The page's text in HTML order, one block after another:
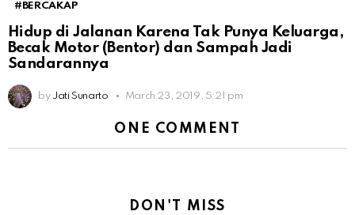
#BERCAKAP
Hidup di Jalanan Karena Tak Punya Keluarga,
Becak Motor (Bentor) dan Sampah Jadi
Sandarannya
by Jati Sunarto March 23, 2019, 5:21 pm
ONE COMMENT
DON'T MISS